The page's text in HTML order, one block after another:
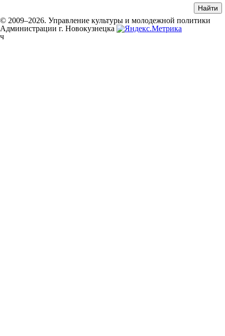
© 2009–2026. Управление культуры и молодежной политики
Администрации г. Новокузнецка
ч